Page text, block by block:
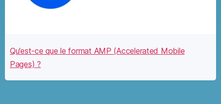
Qu’est-ce que le format AMP (Accelerated Mobile
Pages) ?